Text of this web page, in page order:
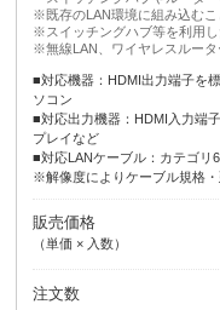
※既存のLAN環境に組み込むこ
※スイッチングハブ等を利用し
※無線LAN、ワイヤレスルータ
■対応機器：HDMI出力端子を
ソコン
■対応出力機器：HDMI入力端
プレイなど
■対応LANケーブル：カテゴリ
※解像度によりケーブル規格・
販売価格
（単価 × 入数）
注文数